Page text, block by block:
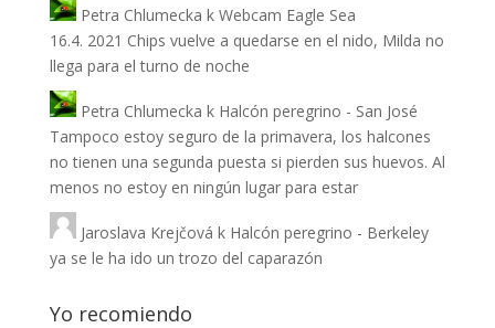
Petra Chlumecka k Webcam Eagle Sea
16.4. 2021 Chips vuelve a quedarse en el nido, Milda no
llega para el turno de noche
Petra Chlumecka k Halcón peregrino - San José
Tampoco estoy seguro de la primavera, los halcones
no tienen una segunda puesta si pierden sus huevos. Al
menos no estoy en ningún lugar para estar
Jaroslava Krejčová k Halcón peregrino - Berkeley
ya se le ha ido un trozo del caparazón
Yo recomiendo